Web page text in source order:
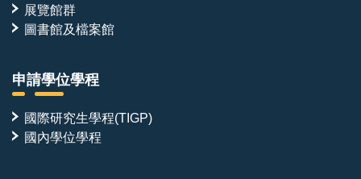
展覽館群
圖書館及檔案館
申請學位學程
國際研究生學程(TIGP)
國內學位學程